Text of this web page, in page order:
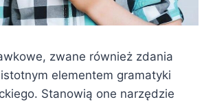
zwane również zdania
elementem gramatyki
Stanowią one narzędzie